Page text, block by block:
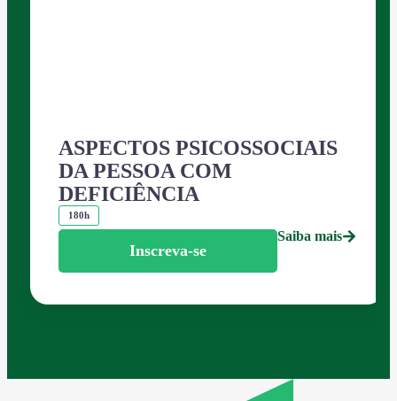
ASPECTOS PSICOSSOCIAIS
DA PESSOA COM
DEFICIÊNCIA
180h
Inscreva-se
Saiba mais